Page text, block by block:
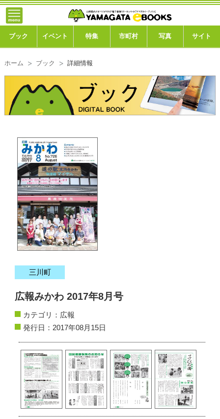
ブック イベント 特集 市町村 写真 サイト
ホーム ブック 詳細情報
三川町
広報みかわ 2017年8月号
カテゴリ： 広報
発行日：2017年08月15日
トップ
ブック
市町村
このサイトについて
運営会社
ご利用ガイド
よくある質問
サイトマップ
個人情報保護方針
動作環境
リンク集
}; -->